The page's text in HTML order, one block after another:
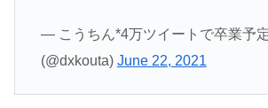
— こうちん*4万ツイートで卒業予
(@dxkouta) June 22, 2021